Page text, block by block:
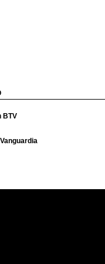
BTV
Vanguardia